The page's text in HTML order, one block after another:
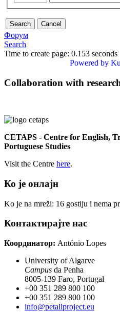
Форум
Search
Time to create page: 0.153 seconds
Powered by
Collaboration with
CETAPS - Centre for English,
Portuguese Studies
Visit the Centre here.
Ко је онлајн
Ko je na mreži: 16 gostiju i nema
Контактирајте нас
Координатор: António Lopes
University of Algarve
Campus da Penha
8005-139 Faro, Portugal
+00 351 289 800 100
+00 351 289 800 100
info@petallproject.eu